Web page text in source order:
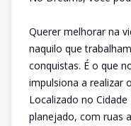
Querer melhorar na
naquilo que
conquistas. É o que
impulsiona a realizar
Localizado no
planejado, com ruas